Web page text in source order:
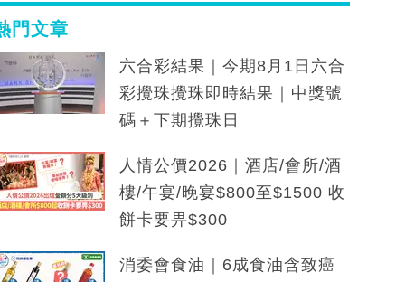
門文章
六合彩結果｜今期8月1日六合
彩攪珠攪珠即時結果｜中獎號
碼＋下期攪珠日
人情公價2026｜酒店/會所/酒
樓/午宴/晚宴$800至$1500 收
餅卡要畀$300
消委會食油｜6成食油含致癌